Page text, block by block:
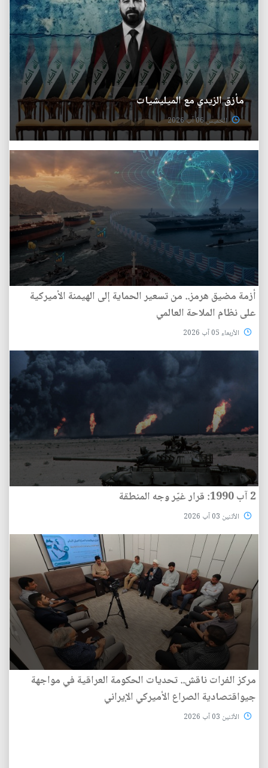
مأزق الزيدي مع الميليشيات
الخميس 06 آب 2026
أزمة مضيق هرمز.. من تسعير الحماية إلى الهيمنة الأميركية
على نظام الملاحة العالمي
الأربعاء 05 آب 2026
2 آب 1990: قرار غيّر وجه المنطقة
الأثنين 03 آب 2026
مركز الفرات ناقش.. تحديات الحكومة العراقية في مواجهة
جيواقتصادية الصراع الأميركي الإيراني
الأثنين 03 آب 2026